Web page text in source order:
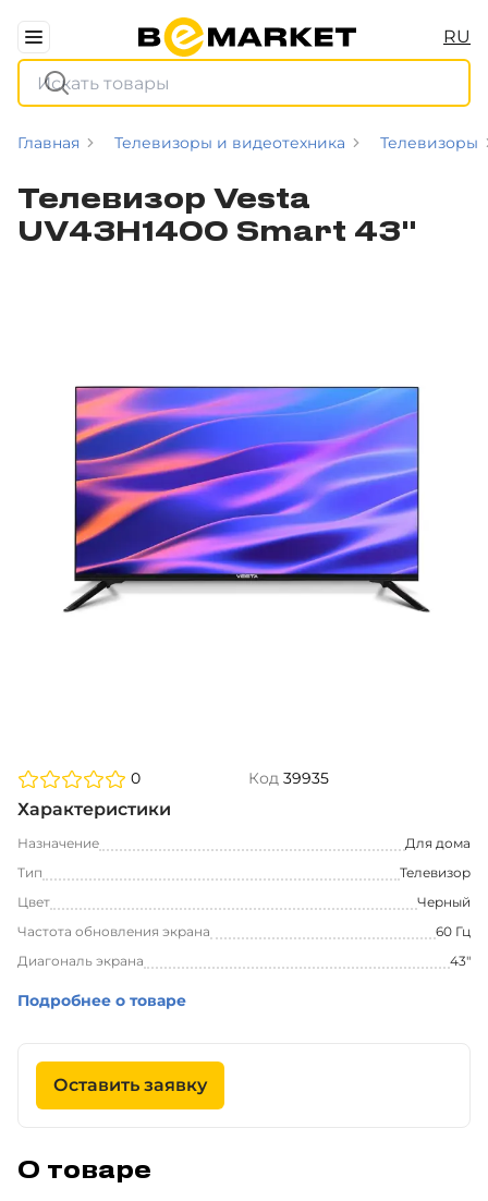
RU
Главная Телевизоры и видеотехника Телевизоры
Телевизор Vesta
UV43H1400 Smart 43"
0 Код 39935
Характеристики
Назначение
Для дома
Тип
Телевизор
Цвет
Черный
Частота обновления экрана
60 Гц
Диагональ экрана
43"
Подробнее о товаре
Оставить заявку
О товаре